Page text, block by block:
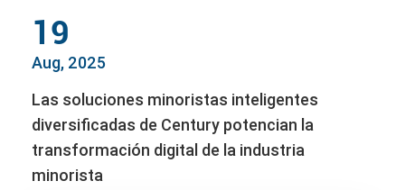
19
Aug, 2025
Las soluciones minoristas inteligentes
diversificadas de Century potencian la
transformación digital de la industria
minorista